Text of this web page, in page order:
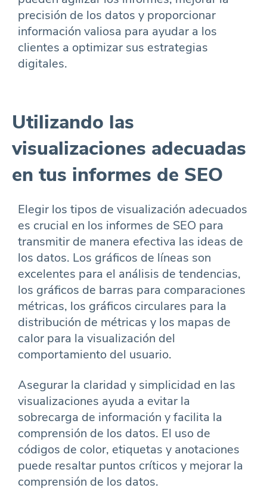
precisión de los datos y proporcionar
información valiosa para ayudar a los
clientes a optimizar sus estrategias
digitales.
Utilizando las
visualizaciones adecuadas
en tus informes de SEO
Elegir los tipos de visualización adecuados
es crucial en los informes de SEO para
transmitir de manera efectiva las ideas de
los datos. Los gráficos de líneas son
excelentes para el análisis de tendencias,
los gráficos de barras para comparaciones
métricas, los gráficos circulares para la
distribución de métricas y los mapas de
calor para la visualización del
comportamiento del usuario.
Asegurar la claridad y simplicidad en las
visualizaciones ayuda a evitar la
sobrecarga de información y facilita la
comprensión de los datos. El uso de
códigos de color, etiquetas y anotaciones
puede resaltar puntos críticos y mejorar la
comprensión de los datos.